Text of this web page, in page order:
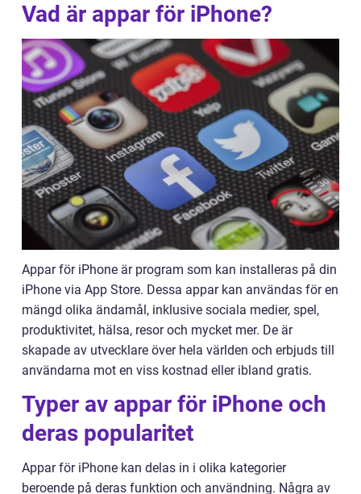
Vad är appar för iPhone?
Appar för iPhone är program som kan installeras på din
iPhone via App Store. Dessa appar kan användas för en
mängd olika ändamål, inklusive sociala medier, spel,
produktivitet, hälsa, resor och mycket mer. De är
skapade av utvecklare över hela världen och erbjuds till
användarna mot en viss kostnad eller ibland gratis.
Typer av appar för iPhone och
deras popularitet
Appar för iPhone kan delas in i olika kategorier
beroende på deras funktion och användning. Några av